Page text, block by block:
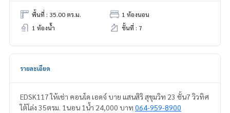
พื้นที่ : 35.00 ตร.ม.
1 ห้องนอน
1 ห้องน้ำ
ชั้นที่ : 7
รายละเอียด
EDSK117 ให้เช่า คอนโด เอดจ์ บาย แสนสิริ สุขุมวิท 23 ชั้น7 วิวทิศ
ใต้โล่ง 35ตรม. 1นอน 1น้ำ 24,000 บาท 064-959-8900